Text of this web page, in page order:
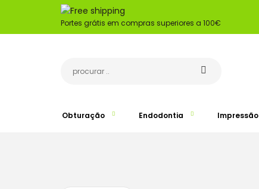
Portes grátis em compras superiores a 100€
Obturação Endodontia Impressão